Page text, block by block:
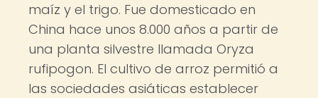
maíz y el trigo. Fue domesticado en
China hace unos 8.000 años a partir de
una planta silvestre llamada Oryza
rufipogon. El cultivo de arroz permitió a
las sociedades asiáticas establecer